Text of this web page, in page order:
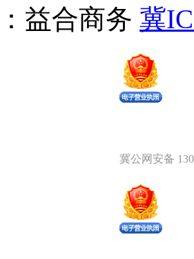
益合商务 冀
冀公网安备